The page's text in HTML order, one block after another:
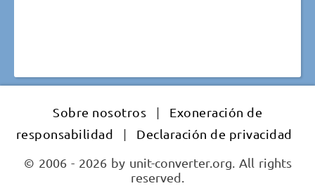
Sobre nosotros |
Exoneración de
responsabilidad
|
Declaración de privacidad
© 2006 - 2026 by unit-converter.org. All rights
reserved.